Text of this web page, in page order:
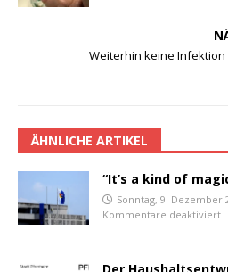
Weiterhin keine Infektion
ÄHNLICHE ARTIKEL
“It’s a kind of
Sonntag, 9. Dezember
Kommentare deaktiviert